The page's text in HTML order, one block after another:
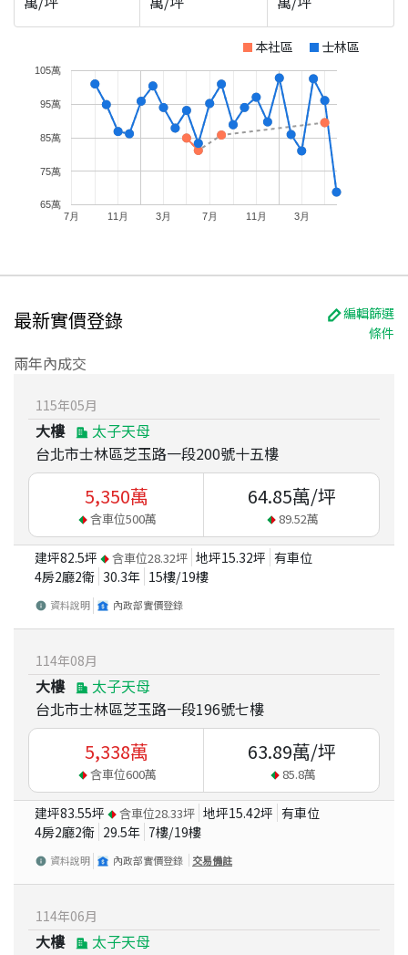
本社區 士林區
7月 11月 3月 7月 11月 3月
65萬
75萬
85萬
95萬
105萬
最新實價登錄
編輯篩選
條件
兩年內成交
115年05月
大樓
太子天母
台北市士林區芝玉路一段200號十五樓
5,350萬
含車位500萬
64.85萬/坪
89.52萬
建坪82.5坪 含車位28.32坪 地坪15.32坪 有車位
4房2廳2衛 30.3年 15樓/19樓
資料說明 內政部實價登錄
114年08月
大樓
太子天母
台北市士林區芝玉路一段196號七樓
5,338萬
含車位600萬
63.89萬/坪
85.8萬
建坪83.55坪 含車位28.33坪 地坪15.42坪 有車位
4房2廳2衛 29.5年 7樓/19樓
資料說明 內政部實價登錄 交易備註
114年06月
大樓
太子天母